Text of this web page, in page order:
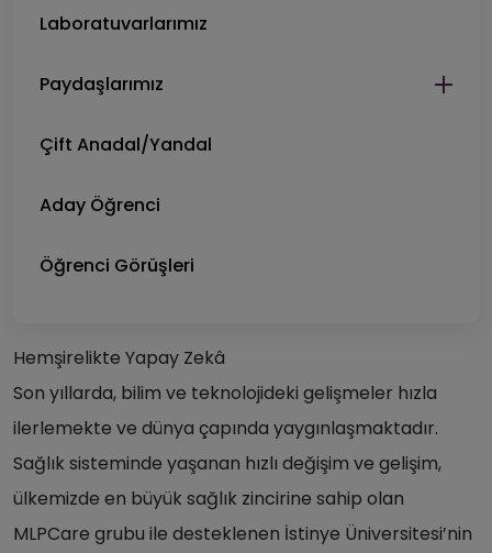
Hemşirelikte Yapay Zekâ
Son yıllarda, bilim ve teknolojideki gelişmeler hızla
ilerlemekte ve dünya çapında yaygınlaşmaktadır.
Sağlık sisteminde yaşanan hızlı değişim ve gelişim,
ülkemizde en büyük sağlık zincirine sahip olan
MLPCare grubu ile desteklenen İstinye Üniversitesi’nin
Laboratuvarlarımız
Paydaşlarımız
Çift Anadal/Yandal
Aday Öğrenci
Öğrenci Görüşleri